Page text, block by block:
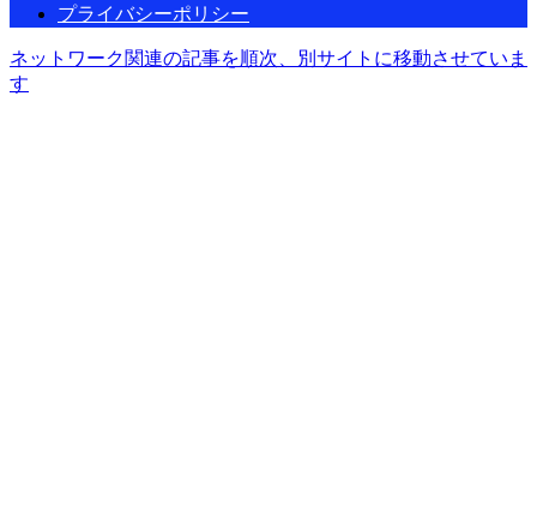
プライバシーポリシー
ネットワーク関連の記事を順次、別サイトに移動させていま
す